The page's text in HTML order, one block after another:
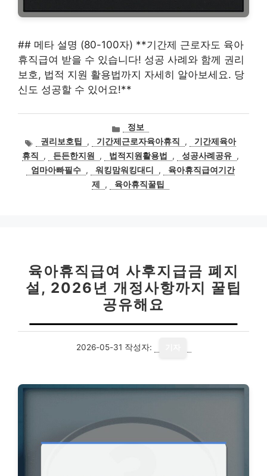
## 메타 설명 (80-100자) **기간제 근로자도 육아
휴직급여 받을 수 있습니다! 성공 사례와 함께 권리
보호, 법적 지원 활용법까지 자세히 알아보세요. 당
신도 성공할 수 있어요!**
카
테
고
리
정보
태
그
권리보호팁 , 기간제근로자육아휴직 ,
기간제육아
휴직
, 든든한지원 , 법적지원활용법 , 성공사례공유 ,
엄마아빠필수 , 워킹맘워킹대디 ,
육아휴직급여기간
제
, 육아휴직꿀팁
육아휴직급여 사후지급금 폐지
설, 2026년 개정사항까지 꿀팁
공유해요
2026-05-31 작성자: